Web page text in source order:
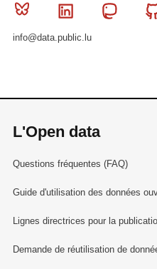
Bluesky Linkedin
info@data.public.lu
L'Open data
Questions fréquentes (FAQ)
Guide d'utilisation des données
Lignes directrices pour la
Demande de réutilisation de